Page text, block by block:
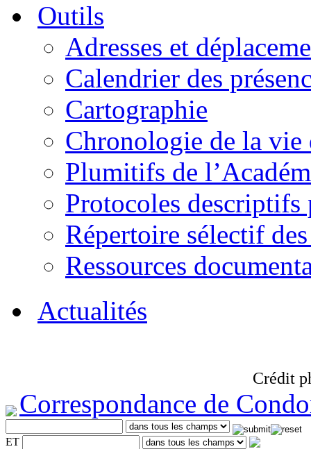
Outils
Adresses et
Calendrier des
Cartographie
Chronologie de la vie
Plumitifs de
Protocoles descriptifs
Répertoire sélectif
Ressources
Actualités
Crédit
Correspondance de
ET